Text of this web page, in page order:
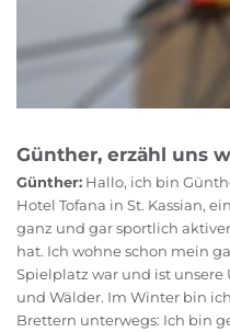
Günther, erzähl uns
Günther: Hallo, ich bin
Hotel Tofana in St. Kassian,
ganz und gar sportlich
hat. Ich wohne schon mein
Spielplatz war und ist
und Wälder. Im Winter bin
Brettern unterwegs: Ich bin